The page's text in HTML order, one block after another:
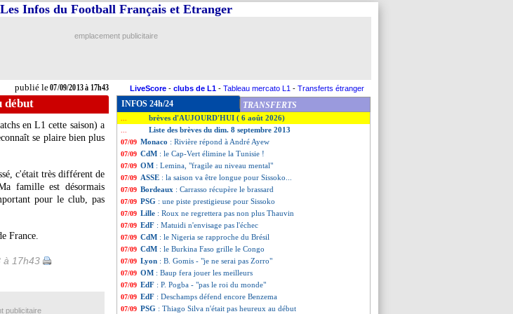
publié le07/09/2013 à 17h43
Les Infos du Football Français et Etranger
emplacement publicitaire
LiveScore - clubs de L1 - Tableau mercato L1 - Transferts étranger
début
en L1 cette saison) a
se plaire bien plus
c'était très différent de
famille est désormais
pour le club, pas
France.
à 17h43
INFOS 24h/24 TRANSFERTS
brèves d'AUJOURD'HUI ( 6 août 2026)
Liste des brèves du dim. 8 septembre 2013
07/09 Monaco : Rivière répond à André Ayew
07/09 CdM : le Cap-Vert élimine la Tunisie !
07/09 OM : Lemina, "fragile au niveau mental"
07/09 ASSE : la saison va être longue pour Sissoko...
07/09 Bordeaux : Carrasso récupère le brassard
07/09 PSG : une piste prestigieuse pour Sissoko
07/09 Lille : Roux ne regrettera pas non plus Thauvin
07/09 EdF : Matuidi n'envisage pas l'échec
07/09 CdM : le Nigeria se rapproche du Brésil
07/09 CdM : le Burkina Faso grille le Congo
07/09 Lyon : B. Gomis - "je ne serai pas Zorro"
07/09 OM : Baup fera jouer les meilleurs
07/09 EdF : P. Pogba - "pas le roi du monde"
07/09 EdF : Deschamps défend encore Benzema
07/09 PSG : Thiago Silva n'était pas heureux au début
publicitaire